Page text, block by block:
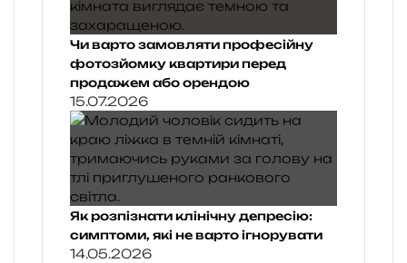
Чи варто замовляти професійну
фотозйомку квартири перед
продажем або орендою
15.07.2026
Як розпізнати клінічну депресію:
симптоми, які не варто ігнорувати
14.05.2026